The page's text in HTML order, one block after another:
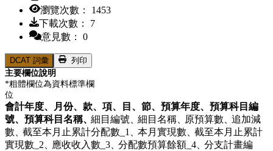
瀏覽次數： 1453
下載次數： 7
意見數： 0
DCAT 詞彙
列印
主要欄位說明
*粗體欄位為資料標準欄
位
會計年度、 月份、 款、 項、 目、 節、 預算年度、 預算科目編
號、 預算科目名稱、細目編號、細目名稱、原預算數、追加減
數、截至本月止累計分配數_1、本月實現數、截至本月止累計
實現數_2、應收收入數_3、分配數預算餘額_4、分支計畫編